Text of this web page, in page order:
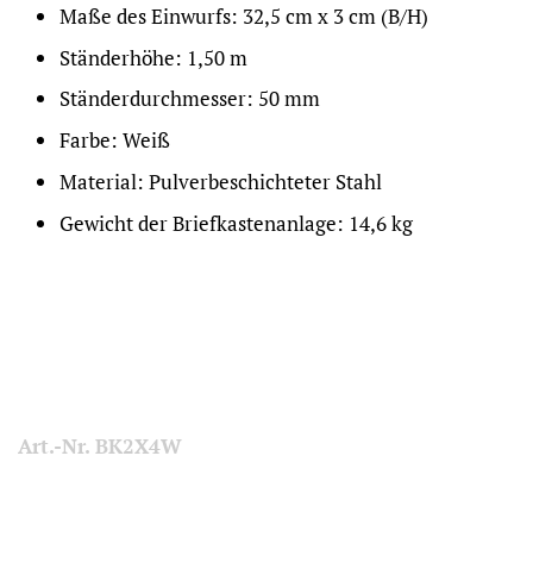
Maße des Einwurfs: 32,5 cm x 3 cm (B/H)
Ständerhöhe: 1,50 m
Ständerdurchmesser: 50 mm
Farbe: Weiß
Material: Pulverbeschichteter Stahl
Gewicht der Briefkastenanlage: 14,6 kg
Art.-Nr. BK2X4W